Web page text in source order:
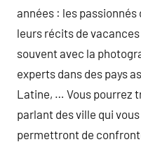
années : les
leurs récits de
souvent avec la
experts dans des pays
Latine, … Vous pourrez
parlant des ville qui
permettront de